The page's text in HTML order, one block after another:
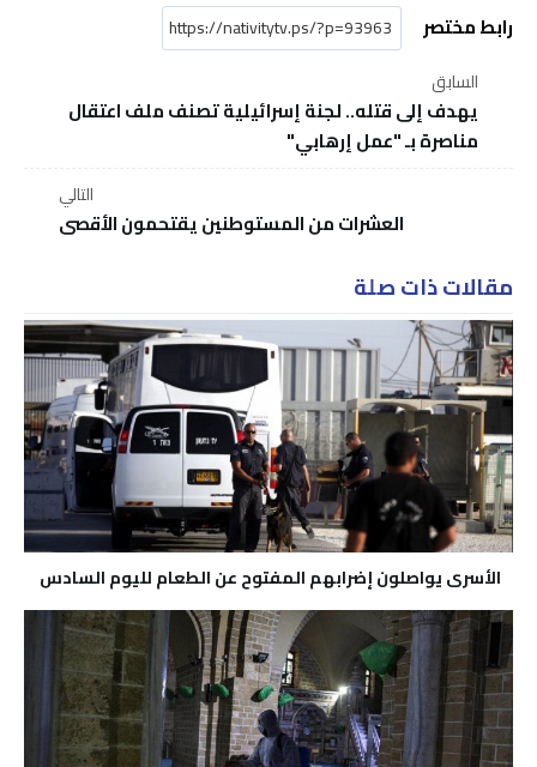
رابط مختصر
السابق
يهدف إلى قتله.. لجنة إسرائيلية تصنف ملف اعتقال
مناصرة بـ "عمل إرهابي"
التالي
العشرات من المستوطنين يقتحمون الأقصى
مقالات ذات صلة
الأسرى يواصلون إضرابهم المفتوح عن الطعام لليوم السادس